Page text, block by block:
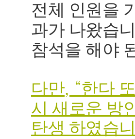
전체 인원을
과가 나왔습
참석을 해야
다만, “한다
시 새로운 방
탄생 하였습